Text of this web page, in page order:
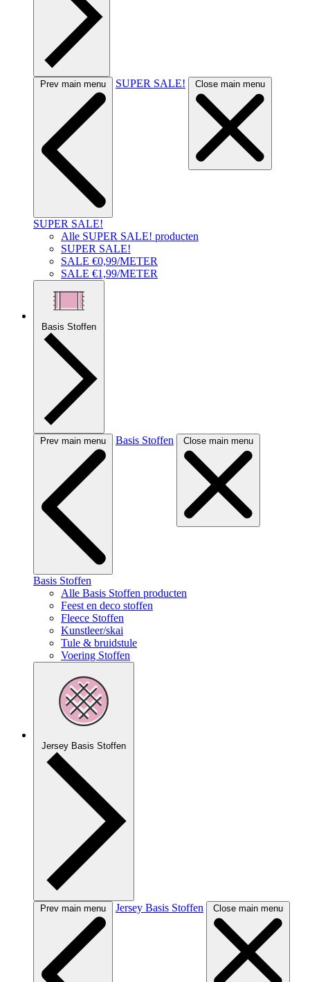
Prev main menu SUPER SALE! Close main menu
SUPER SALE!
Alle SUPER SALE! producten
SUPER SALE!
SALE €0,99/METER
SALE €1,99/METER
Basis Stoffen
Prev main menu Basis Stoffen Close main menu
Basis Stoffen
Alle Basis Stoffen producten
Feest en deco stoffen
Fleece Stoffen
Kunstleer/skai
Tule & bruidstule
Voering Stoffen
Jersey Basis Stoffen
Prev main menu Jersey Basis Stoffen Close main menu